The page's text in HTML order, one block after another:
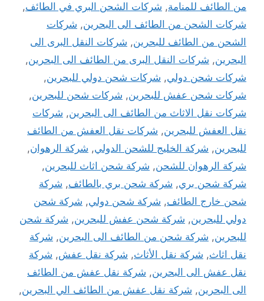
من الطائف للمنامة, شركات الشحن البري في الطائف,
شركات الشحن من الطائف الى البحرين, شركات
الشحن من الطائف للبحرين, شركات النقل البرى الى
البحرين, شركات النقل البرى من الطائف الى البحرين,
شركات شحن دولي, شركات شحن دولي للبحرين,
شركات شحن عفش للبحرين, شركات شحن للبحرين,
شركات نقل الاثاث من الطائف الى البحرين, شركات
نقل العفش للبحرين, شركات نقل العفش من الطائف
للبحرين, شركة الخليج للشحن الدولي, شركة الرهوان,
شركة الرهوان للشحن, شركة شحن اثاث للبحرين,
شركة شحن بري, شركة شحن بري بالطائف, شركة
شحن خارج الطائف, شركة شحن دولي, شركة شحن
دولي للبحرين, شركة شحن عفش للبحرين, شركة شحن
للبحرين, شركة شحن من الطائف الى البحرين, شركة
نقل اثاث, شركة نقل الأثاث, شركة نقل عفش, شركة
نقل عفش الى البحرين, شركة نقل عفش من الطائف
الى البحرين, شركة نقل عفش من الطائف الي البحرين,